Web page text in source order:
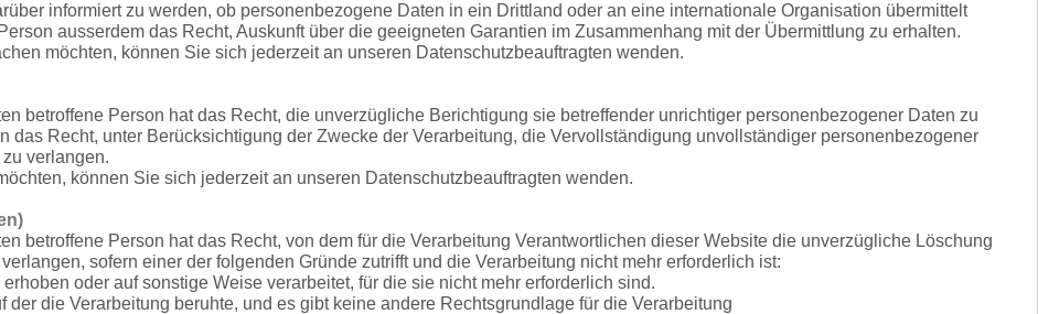
informiert zu werden, ob personenbezogene Daten in ein Drittland oder an eine internationale Organisation übermittelt
ausserdem das Recht, Auskunft über die geeigneten Garantien im Zusammenhang mit der Übermittlung zu erhalten.
möchten, können Sie sich jederzeit an unseren Datenschutzbeauftragten wenden.
betroffene Person hat das Recht, die unverzügliche Berichtigung sie betreffender unrichtiger personenbezogener Daten zu
das Recht, unter Berücksichtigung der Zwecke der Verarbeitung, die Vervollständigung unvollständiger personenbezogener
verlangen.
können Sie sich jederzeit an unseren Datenschutzbeauftragten wenden.
betroffene Person hat das Recht, von dem für die Verarbeitung Verantwortlichen dieser Website die unverzügliche Löschung
sofern einer der folgenden Gründe zutrifft und die Verarbeitung nicht mehr erforderlich ist:
oder auf sonstige Weise verarbeitet, für die sie nicht mehr erforderlich sind.
die Verarbeitung beruhte, und es gibt keine andere Rechtsgrundlage für die Verarbeitung